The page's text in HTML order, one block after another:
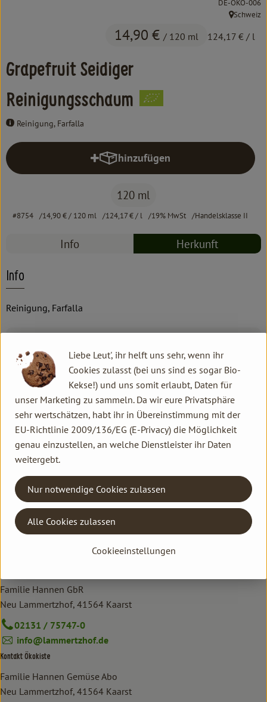
Haushalt
Einkaufen
Grapefruit Seidiger
Reinigungsschaum
Reinigung, Farfalla
14,90 € / 120 ml 124,17 € / l
, Kontrollstelle:
DE-ÖKO-006
, Herkunft:
Schweiz
hinzufügen
Produkt zum Warenkorb
120 ml
#8754 14,90 €/ 120 ml 124,17 €/ l 19% MwSt Handelsklasse II
Info Herkunft
Info
Reinigung, Farfalla
Herkunft
Hersteller: Farfalla
farfalla
Familie Hannen GbR
Neu Lammertzhof, 41564 Kaarst
02131 / 75747-0
info@lammertzhof.de
Kontakt Ökokiste
Familie Hannen Gemüse Abo
Neu Lammertzhof, 41564 Kaarst
Liebe Leut', ihr helft uns sehr, wenn ihr
Cookies zulasst (bei uns sind es sogar Bio-
Kekse!) und uns somit erlaubt, Daten für
unser Marketing zu sammeln. Da wir eure Privatsphäre
sehr wertschätzen, habt ihr in Übereinstimmung mit der
EU-Richtlinie 2009/136/EG (E-Privacy) die Möglichkeit
genau einzustellen, an welche Dienstleister ihr Daten
weitergebt.
Cookieeinstellungen
Nur notwendige Cookies zulassen
Alle Cookies zulassen